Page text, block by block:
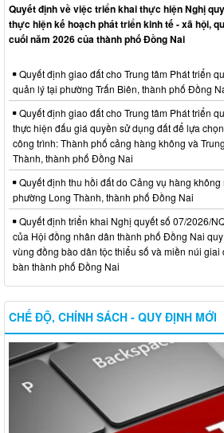
Quyết định về việc triển khai thực hiện Nghị
thực hiện kế hoạch phát triển kinh tế - xã hội,
cuối năm 2026 của thành phố Đồng Nai
Quyết định giao đất cho Trung tâm Phát triển
quản lý tại phường Trấn Biên, thành phố Đồng
Quyết định giao đất cho Trung tâm Phát triển
thực hiện đấu giá quyền sử dụng đất để lựa
công trình: Thành phố cảng hàng không và
Thành, thành phố Đồng Nai
Quyết định thu hồi đất do Cảng vụ hàng
phường Long Thành, thành phố Đồng Nai
Quyết định triển khai Nghị quyết số 07/2026/
của Hội đồng nhân dân thành phố Đồng Nai
vùng đồng bào dân tộc thiểu số và miền núi
bàn thành phố Đồng Nai
CHẾ ĐỘ, CHÍNH SÁCH - QUY ĐỊNH MỚI